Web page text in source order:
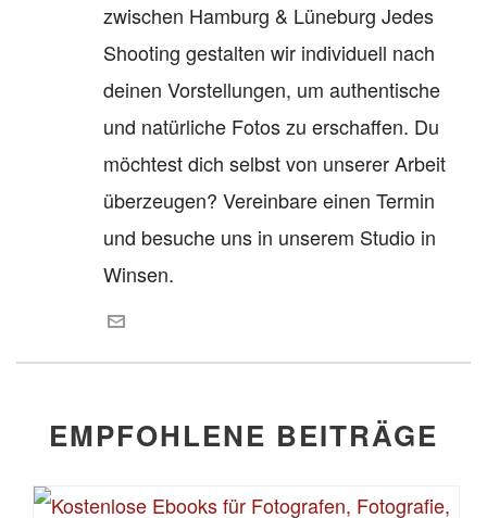
zwischen Hamburg & Lüneburg Jedes
Shooting gestalten wir individuell nach
deinen Vorstellungen, um authentische
und natürliche Fotos zu erschaffen. Du
möchtest dich selbst von unserer Arbeit
überzeugen? Vereinbare einen Termin
und besuche uns in unserem Studio in
Winsen.
EMPFOHLENE BEITRÄGE